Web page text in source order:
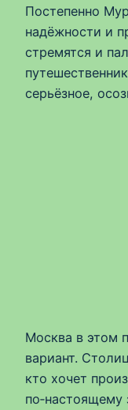
Постепенно
надёжности и
стремятся и
серьёзное,
Москва в этом
вариант.
кто хочет